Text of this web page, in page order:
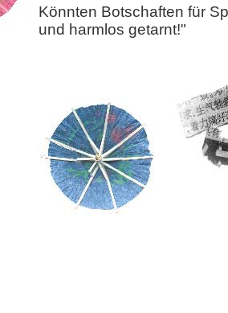
Könnten Botschaften für
und harmlos getarnt!"